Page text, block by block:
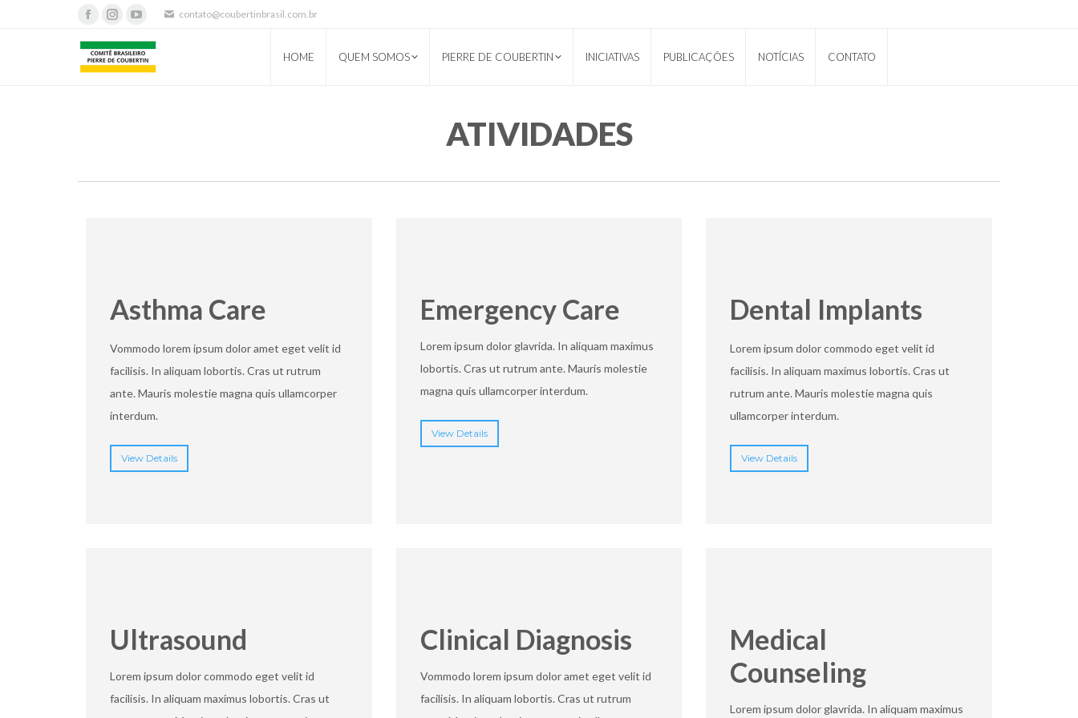
Facebook
page
opens
Instagram
page
opens
page
opens
contato@coubertinbrasil.com.br
HOME QUEM SOMOS PIERRE DE COUBERTIN INICIATIVAS PUBLICAÇÕES NOTÍCIAS CONTATO
ATIVIDADES
Asthma Care
Vommodo lorem ipsum dolor amet eget velit id
facilisis. In aliquam lobortis. Cras ut rutrum
ante. Mauris molestie magna quis ullamcorper
interdum.
View Details
Emergency Care
Lorem ipsum dolor glavrida. In aliquam maximus
lobortis. Cras ut rutrum ante. Mauris molestie
magna quis ullamcorper interdum.
View Details
Dental Implants
Lorem ipsum dolor commodo eget velit id
facilisis. In aliquam maximus lobortis. Cras ut
rutrum ante. Mauris molestie magna quis
ullamcorper interdum.
View Details
Ultrasound
Lorem ipsum dolor commodo eget velit id
facilisis. In aliquam maximus lobortis. Cras ut
Clinical Diagnosis
Vommodo lorem ipsum dolor amet eget velit id
facilisis. In aliquam lobortis. Cras ut rutrum
Medical
Counseling
Lorem ipsum dolor glavrida. In aliquam maximus